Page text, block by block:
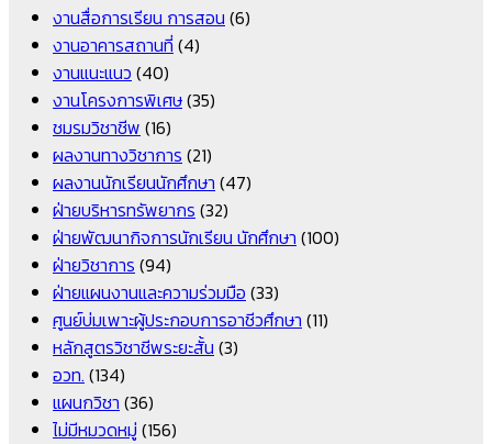
งานสื่อการเรียน การสอน (6)
งานอาคารสถานที่ (4)
งานแนะแนว (40)
งานโครงการพิเศษ(35)
ชมรมวิชาชีพ (16)
ผลงานทางวิชาการ (21)
ผลงานนักเรียนนักศึกษา (47)
ฝ่ายบริหารทรัพยากร (32)
ฝ่ายพัฒนากิจการนักเรียน นักศึกษา (100)
ฝ่ายวิชาการ (94)
ฝ่ายแผนงานและความร่วมมือ (33)
ศูนย์บ่มเพาะผู้ประกอบการอาชีวศึกษา (11)
หลักสูตรวิชาชีพระยะสั้น (3)
อวท. (134)
แผนกวิชา (36)
ไม่มีหมวดหมู่ (156)